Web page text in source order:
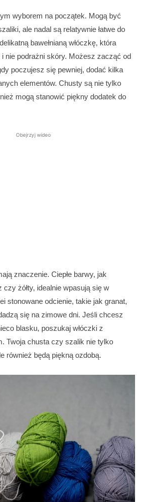
wyborem na początek. Mogą być
ale nadal są relatywnie łatwe do
bawełnianą włóczkę, która
i nie podrażni skóry. Możesz zacząć od
poczujesz się pewniej, dodać kilka
elementów. Chusty są nie tylko
mogą stanowić piękny dodatek do
Obejrzyj wideo
znaczenie. Ciepłe barwy, jak
żółty, idealnie wpasują się w
stonowane odcienie, takie jak granat,
się na zimowe dni. Jeśli chcesz
blasku, poszukaj włóczki z
Twoja chusta czy szalik nie tylko
również będą piękną ozdobą.